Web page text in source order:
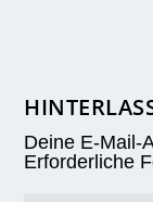
Deine E-Mail-
Erforderliche